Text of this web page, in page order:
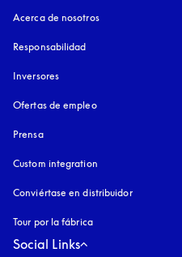
Acerca de nosotros
Responsabilidad
Inversores
Ofertas de empleo
Prensa
Custom integration
Conviértase en distribuidor
Tour por la fábrica
Social Links